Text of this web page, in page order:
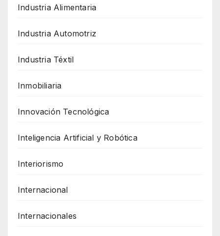
Industria Alimentaria
Industria Automotriz
Industria Téxtil
Inmobiliaria
Innovación Tecnológica
Inteligencia Artificial y Robótica
Interiorismo
Internacional
Internacionales